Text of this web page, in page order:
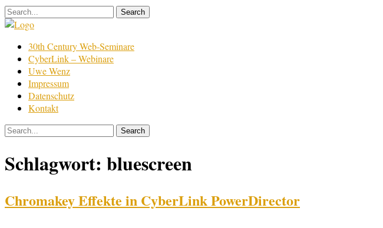
Skip
to
Film
Bearbeitung
30th Century Web-Seminare
CyberLink – Webinare
Uwe Wenz
Impressum
Datenschutz
Kontakt
Schlagwort: bluescreen
Chromakey Effekte in CyberLink PowerDirector